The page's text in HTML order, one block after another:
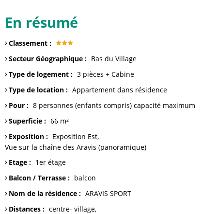
En résumé
Classement :
Secteur Géographique : Bas du Village
Type de logement : 3 pièces + Cabine
Type de location : Appartement dans résidence
Pour : 8 personnes (enfants compris) capacité maximum
Superficie : 66 m²
Exposition : Exposition Est
Vue sur la chaîne des Aravis (panoramique)
Etage : 1er étage
Balcon / Terrasse : balcon
Nom de la résidence : ARAVIS SPORT
Distances : centre- village